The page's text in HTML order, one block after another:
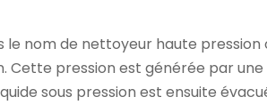
le nom de nettoyeur haute
Cette pression est générée par
sous pression est ensuite